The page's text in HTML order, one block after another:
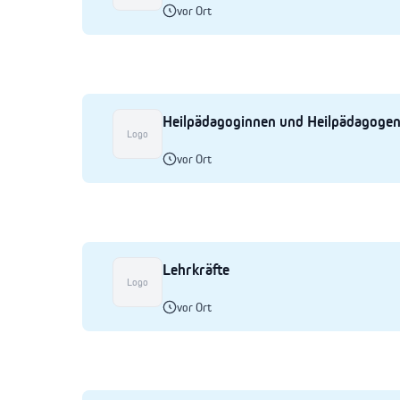
vor Ort
Logo
Heilpädagoginnen und Heilpädagogen
vor Ort
Logo
Lehrkräfte
vor Ort